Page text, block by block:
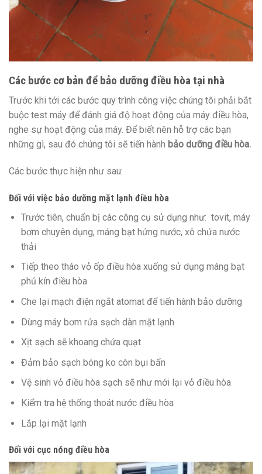
Các bước cơ bản để bảo dưỡng điều hòa tại nhà
Trước khi tới các bước quy trình công việc chúng tôi phải bắt
buộc test máy đểđánh giá độ hoạt động của máy điều hòa,
nghe sự hoạt động của máy. Để biết nên hỗ trợ các bạn
những gì, sau đó chúng tôi sẽ tiến hành bảo dưỡng điều hòa.
Các bước thực hiện như sau:
Đối với việc bảo dưỡng mặt lạnh điều hòa
Trước tiên, chuẩn bị các công cụ sử dụng như: tovit, máy
bơm chuyên dụng, máng bạt hứng nước, xô chứanước
thải
Tiếp theo tháo vỏ ốp điều hòa xuống sử dụng máng bạt
phủ kín điều hòa
Che lại mạch điện ngắt atomat để tiến hành bảo dưỡng
Dùng máy bơm rửa sạch dàn mặt lạnh
Xịt sạch sẽ khoang chứaquạt
Đảm bảo sạch bóng ko còn bụi bẩn
Vệ sinh vỏ điều hòa sạch sẽ như mới lại vỏ điều hòa
Kiểm tra hệ thống thoát nước điều hòa
Lắp lại mặt lạnh
Đối với cục nóng điều hòa